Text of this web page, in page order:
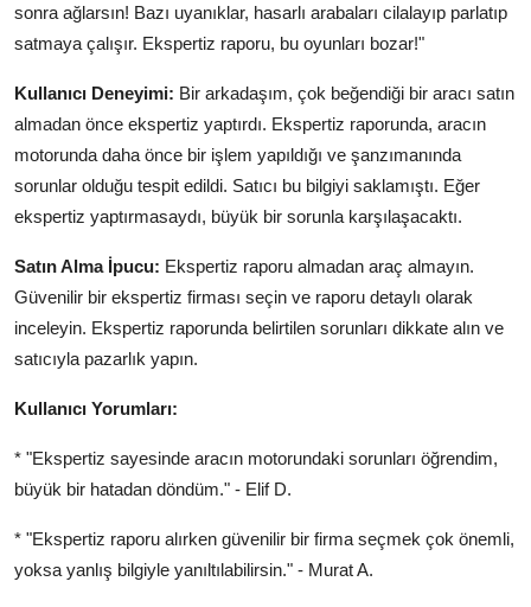
sonra ağlarsın! Bazı uyanıklar, hasarlı arabaları cilalayıp parlatıp
satmaya çalışır. Ekspertiz raporu, bu oyunları bozar!"
Kullanıcı Deneyimi: Bir arkadaşım, çok beğendiği bir aracı satın
almadan önce ekspertiz yaptırdı. Ekspertiz raporunda, aracın
motorunda daha önce bir işlem yapıldığı ve şanzımanında
sorunlar olduğu tespit edildi. Satıcı bu bilgiyi saklamıştı. Eğer
ekspertiz yaptırmasaydı, büyük bir sorunla karşılaşacaktı.
Satın Alma İpucu: Ekspertiz raporu almadan araç almayın.
Güvenilir bir ekspertiz firması seçin ve raporu detaylı olarak
inceleyin. Ekspertiz raporunda belirtilen sorunları dikkate alın ve
satıcıyla pazarlık yapın.
Kullanıcı Yorumları:
* "Ekspertiz sayesinde aracın motorundaki sorunları öğrendim,
büyük bir hatadan döndüm." - Elif D.
* "Ekspertiz raporu alırken güvenilir bir firma seçmek çok önemli,
yoksa yanlış bilgiyle yanıltılabilirsin." - Murat A.